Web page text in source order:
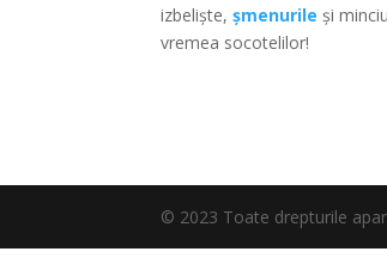
izbeliște,șmenurile și
vremea socotelilor!
© 2023 Toate drepturile